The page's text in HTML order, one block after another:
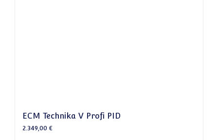
ECM Technika V Profi PID
2.349,00 €